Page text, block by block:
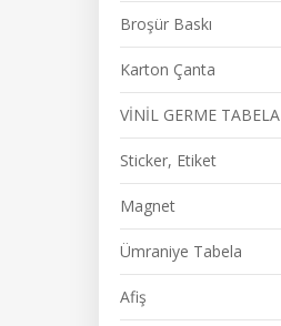
Broşür Baskı
Karton Çanta
VİNİL GERME TABELA
Sticker, Etiket
Magnet
Ümraniye Tabela
Afiş